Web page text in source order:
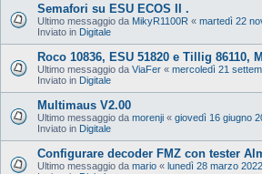
Semafori su ESU ECOS II .
Ultimo messaggio da MikyR1100R « martedì 22
Inviato in Digitale
Roco 10836, ESU 51820 e Tillig 86110,
Ultimo messaggio da ViaFer « mercoledì 21
Inviato in Digitale
Multimaus V2.00
Ultimo messaggio da morenji « giovedì 16 giugno
Inviato in Digitale
Configurare decoder FMZ con tester
Ultimo messaggio da mario « lunedì 28 marzo